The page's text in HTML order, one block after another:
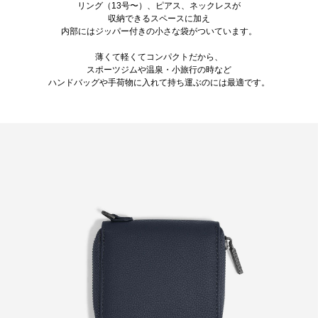
リング（13号〜）、ピアス、ネックレスが
収納できるスペースに加え
内部にはジッパー付きの小さな袋がついています。
薄くて軽くてコンパクトだから、
スポーツジムや温泉・小旅行の時など
ハンドバッグや手荷物に入れて持ち運ぶのには最適です。